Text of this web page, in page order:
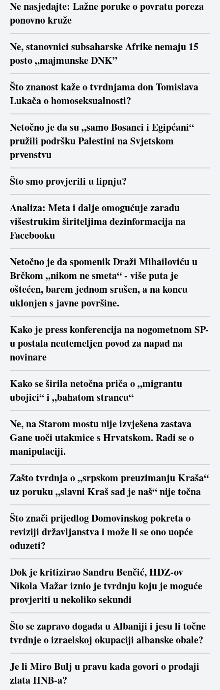
Ne nasjedajte: Lažne poruke o povratu poreza
ponovno kruže
Ne, stanovnici subsaharske Afrike nemaju 15
posto „majmunske DNK”
Što znanost kaže o tvrdnjama don Tomislava
Lukača o homoseksualnosti?
Netočno je da su „samo Bosanci i Egipćani“
pružili podršku Palestini na Svjetskom
prvenstvu
Što smo provjerili u lipnju?
Analiza: Meta i dalje omogućuje zaradu
višestrukim širiteljima dezinformacija na
Facebooku
Netočno je da spomenik Draži Mihailoviću u
Brčkom „nikom ne smeta“ - više puta je
oštećen, barem jednom srušen, a na koncu
uklonjen s javne površine.
Kako je press konferencija na nogometnom SP-
u postala neutemeljen povod za napad na
novinare
Kako se širila netočna priča o „migrantu
ubojici“ i „bahatom strancu“
Ne, na Starom mostu nije izvješena zastava
Gane uoči utakmice s Hrvatskom. Radi se o
manipulaciji.
Zašto tvrdnja o „srpskom preuzimanju Kraša“
uz poruku „slavni Kraš sad je naš“ nije točna
Što znači prijedlog Domovinskog pokreta o
reviziji državljanstva i može li se ono uopće
oduzeti?
Dok je kritizirao Sandru Benčić, HDZ-ov
Nikola Mažar iznio je tvrdnju koju je moguće
provjeriti u nekoliko sekundi
Što se zapravo događa u Albaniji i jesu li točne
tvrdnje o izraelskoj okupaciji albanske obale?
Je li Miro Bulj u pravu kada govori o prodaji
zlata HNB-a?